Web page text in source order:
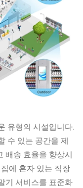
유형의 시설입니다.
수 있는 공간을 제
배송 효율을 향상시
에 혼자 있는 직장
기 서비스를 표준화